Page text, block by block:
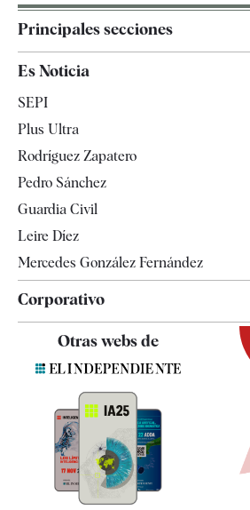
Principales secciones
España
Televisión
Es Noticia
SEPI
Plus Ultra
Rodríguez Zapatero
Pedro Sánchez
Guardia Civil
Leire Díez
Mercedes González Fernández
Corporativo
Contacto
Quiénes somos
Especificaciones
Otras webs de